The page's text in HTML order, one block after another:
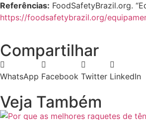
Referências: FoodSafetyBrazil.org.
https://foodsafetybrazil.org/
Compartilhar
WhatsApp Facebook Twitter LinkedIn
Veja Também